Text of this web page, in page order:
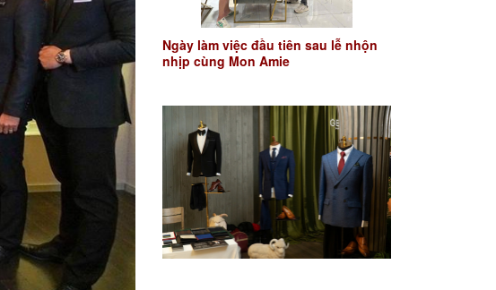
Ngày làm việc đầu tiên sau lễ nhộn
nhịp cùng Mon Amie